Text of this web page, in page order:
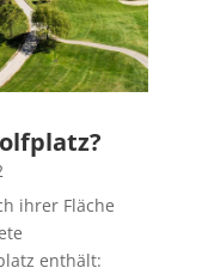
ihrer Fläche
enthält: